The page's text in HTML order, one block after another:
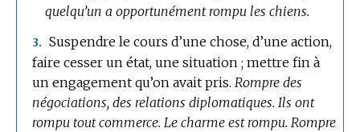
quelqu’un a opportunément rompu les chiens.
3. Suspendre le cours d’une chose, d’une action,
faire cesser un état, une situation ; mettre fin à
un engagement qu’on avait pris. Rompre des
négociations, des relations diplomatiques. Ils ont
rompu tout commerce. Le charme est rompu. Rompre